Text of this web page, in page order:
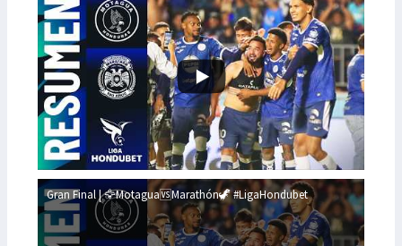
Gran Final | 🦅Motagua🆚Marathón🦖 #LigaHondubet